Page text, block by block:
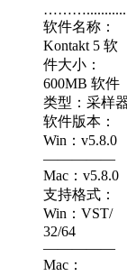
软件名称：
Kontakt 5 软
件大小：
600MB 软件
类型：采样
软件版本：
Win：v5.8.0
—————
Mac：v5.8.0
支持格式：
Win：VST/
32/64
—————
Mac：